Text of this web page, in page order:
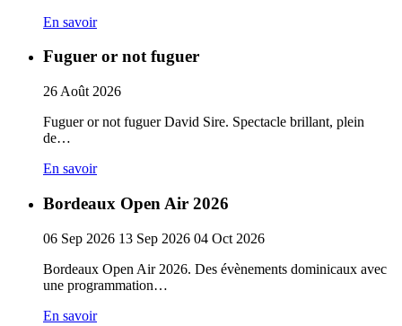
En savoir
Fuguer or not fuguer
26 Août 2026
Fuguer or not fuguer David Sire. Spectacle brillant, plein
de…
En savoir
Bordeaux Open Air 2026
06 Sep 2026 13 Sep 2026 04 Oct 2026
Bordeaux Open Air 2026. Des évènements dominicaux avec
une programmation…
En savoir